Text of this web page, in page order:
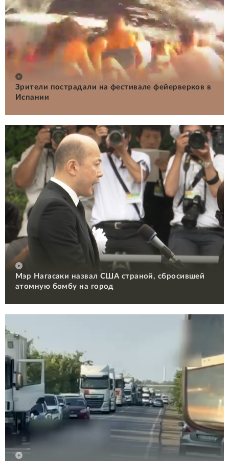
Зрители пострадали на фестивале фейерверков в
Испании
Мэр Нагасаки назвал США страной, сбросившей
атомную бомбу на город